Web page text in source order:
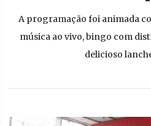
A programação foi animada
música ao vivo, bingo com
delicioso